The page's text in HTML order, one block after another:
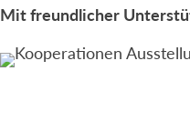
Mit freundlicher